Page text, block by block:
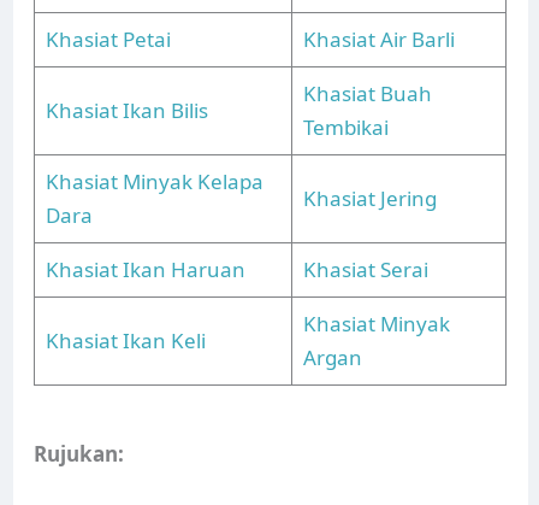
Khasiat Petai Khasiat Air Barli
Khasiat Ikan Bilis
Khasiat Buah
Tembikai
Khasiat Minyak Kelapa
Dara
Khasiat Jering
Khasiat Ikan Haruan Khasiat Serai
Khasiat Ikan Keli
Khasiat Minyak
Argan
Rujukan: